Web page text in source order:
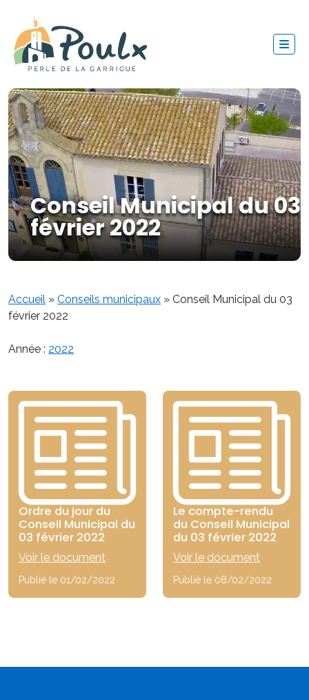
Conseil Municipal du 03
février 2022
Accueil » Conseils municipaux » Conseil Municipal du 03
février 2022
Année : 2022
Ordre du jour du
Conseil Municipal du
03 février 2022
Voir le document
Publié le 01/02/2022
Le compte-rendu
du Conseil Municipal
du 03 février 2022
Voir le document
Publié le 08/02/2022